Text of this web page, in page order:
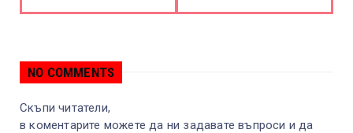
NO COMMENTS
Скъпи читатели,
в коментарите можете да ни задавате въпроси и да